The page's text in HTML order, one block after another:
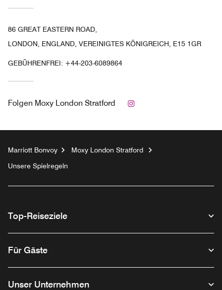
86 GREAT EASTERN ROAD,
LONDON, ENGLAND, VEREINIGTES KÖNIGREICH, E15 1GR
GEBÜHRENFREI: +44-203-6089864
Folgen Moxy London Stratford
Marriott Bonvoy
Moxy London Stratford
Unsere Spielregeln
Top-Reiseziele
Für Gäste
Unser Unternehmen